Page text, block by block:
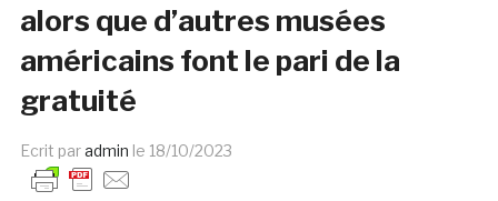
alors que d’autres musées
américains font le pari de la
gratuité
Ecrit paradmin le 18/10/2023